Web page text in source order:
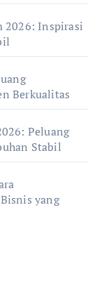
2026: Inspirasi
Berkualitas
Peluang
Stabil
yang